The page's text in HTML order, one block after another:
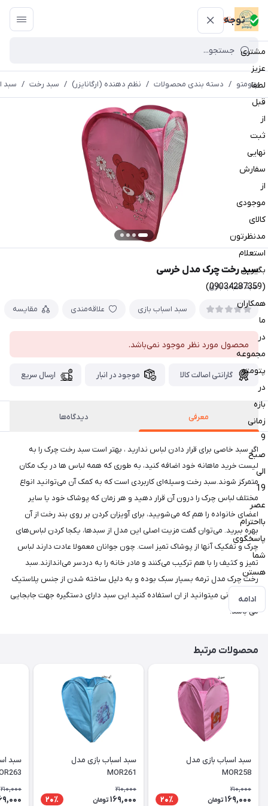
توجه
مشتری
عزیز
لطفا
قبل
از
ثبت
نهایی
سفارش
از
موجودی
کالای
مدنظرتون
استعلام
بگیرین
(09034287359)
همکاران
ما
در
مجموعه
پتومتو
در
بازه
زمانی
9
صبح
الی
19
عصر
بااحترام
پاسخگوی
شما
هستن
ادامه
پتومتو
پتومتو / دسته بندی محصولات / نظم دهنده (ارگانایزر) / سبد رخت / سبد
سبد رخت چرک مدل خرسی
سبد اسباب بازی
سبد اسباب بازی علاقه‌مندی مقایسه
محصول مورد نظر موجود نمی‌باشد.
گارانتی اصالت کالا موجود در انبار ارسال سریع
معرفی دیدگاه‌ها
اگر سبد خاصی برای قرار دادن لباس ندارید ، بهتر است سبد رخت چرک را به
لیست خرید ماهانه خود اضافه کنید، به طوری که همه لباس ها در یک مکان
متمرکز شوند.سبد رخت وسیله‌ای کاربردی است که به کمک آن می‌توانید انواع
مختلف لباس چرک را درون آن قرار دهید و هر زمان که پوشاک خود یا سایر
اعضای خانواده را هم که می‌شویید، برای آویزان کردن بر روی بند رخت از آن
بهره ببرید. می‌توان گفت مزیت اصلی این مدل از سبدها، یکجا کردن لباس‌های
چرک و تفکیک آنها از پوشاک تمیز است. چون جوانان معمولا عادت دارند لباس
تمیز و کثیف را با هم ترکیب می‌کنند و مادر خانه را به دردسر می‌اندازند.سبد
رخت چرک مدل ترمه بسیار سبک بوده و به دلیل ساخته شدن از جنس پلاستیک
در هر مکانی میتوانید از ان استفاده کنید.این سبد دارای دستگیره جهت جابجایی
می باشد.
محصولات مرتبط
سبد اسباب بازی مدل
MOR258
210,000
169,000 تومان 20٪
سبد اسباب بازی مدل
MOR261
210,000
169,000 تومان 20٪
سبد
210,000